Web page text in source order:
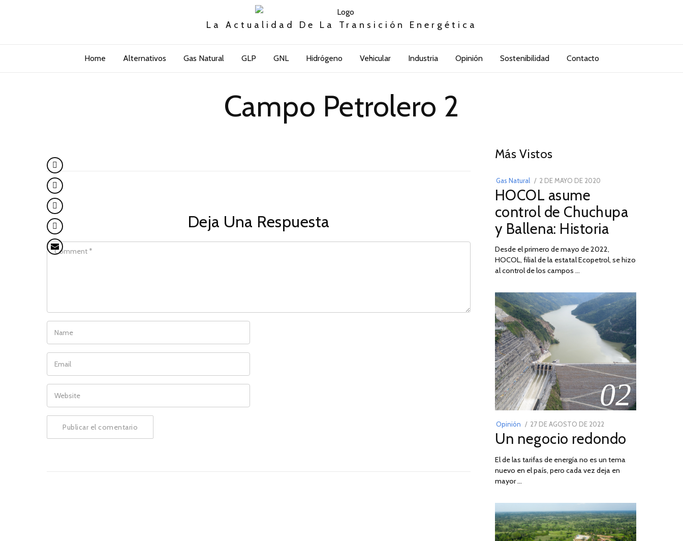
La Actualidad De La Transición Energética
Home Alternativos Gas Natural GLP GNL Hidrógeno Vehicular Industria Opinión Sostenibilidad Contacto
Campo Petrolero 2
Deja Una Respuesta
COMMENT
NAME
EMAIL
WEBSITE
Más Vistos
Gas Natural
POSTED
ON
2 DE MAYO DE 2020
DE
2026
HOCOL asume
control de Chuchupa
y Ballena: Historia
Desde el primero de mayo de 2022,
HOCOL, filial de la estatal Ecopetrol, se hizo
al control de los campos …
02
Opinión
POSTED
ON
27 DE AGOSTO DE 202230
DE
DE
2022
Un negocio redondo
El de las tarifas de energía no es un tema
nuevo en el país, pero cada vez deja en
mayor …